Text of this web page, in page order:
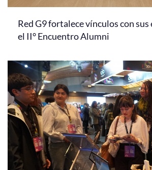
Red G9 fortalece vínculos con sus
el II° Encuentro Alumni